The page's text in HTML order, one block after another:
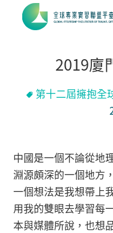
2019廈
第十二屆擁抱全
中國是一個不論從地
淵源頗深的一個地方
一個想法是我想帶上
用我的雙眼去學習每
本與媒體所說，也想